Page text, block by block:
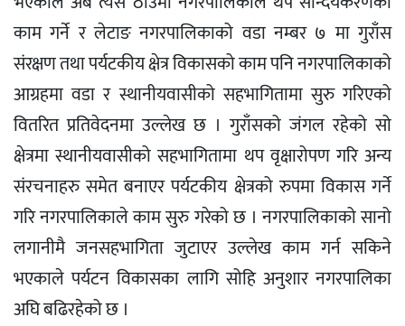
काम गर्ने र लेटाङ नगरपालिकाको वडा नम्बर ७ मा गुराँस
संरक्षण तथा पर्यटकीय क्षेत्र विकासको काम पनि नगरपालिकाको
आग्रहमा वडा र स्थानीयवासीको सहभागितामा सुरु गरिएको
वितरित प्रतिवेदनमा उल्लेख छ । गुराँसको जंगल रहेको सो
क्षेत्रमा स्थानीयवासीको सहभागितामा थप वृक्षारोपण गरि अन्य
संरचनाहरु समेत बनाएर पर्यटकीय क्षेत्रको रुपमा विकास गर्ने
गरि नगरपालिकाले काम सुरु गरेको छ । नगरपालिकाको सानो
लगानीमै जनसहभागिता जुटाएर उल्लेख काम गर्न सकिने
भएकाले पर्यटन विकासका लागि सोहि अनुशार नगरपालिका
अघि बढिरहेको छ ।